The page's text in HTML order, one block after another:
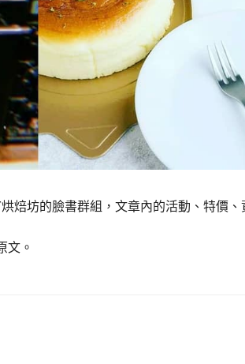
焙坊的臉書群組，文章內的活動、特價
文。